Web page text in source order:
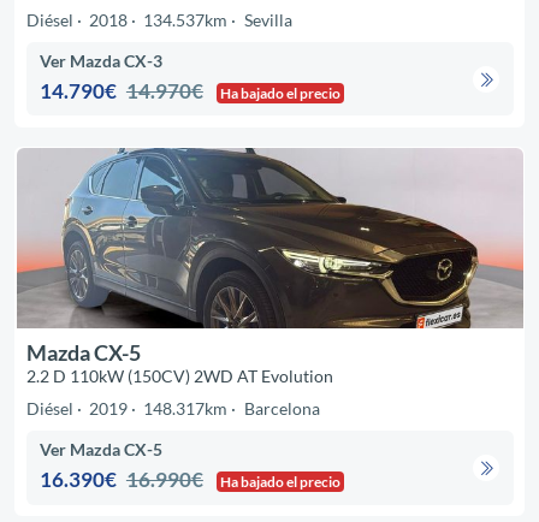
Diésel
2018 134.537km Sevilla
Ver Mazda CX-3
14.790€ 14.970€ Ha bajado el precio
Mazda CX-5
2.2 D 110kW (150CV) 2WD AT Evolution
Diésel
2019 148.317km Barcelona
Ver Mazda CX-5
16.390€ 16.990€ Ha bajado el precio